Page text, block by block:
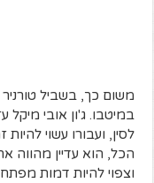
משום כך, בשביל
במיטבו. ג'ון אובי
לסין, ועבורו עשוי
הכל, הוא עדיין מהווה
וצפוי להיות דמות